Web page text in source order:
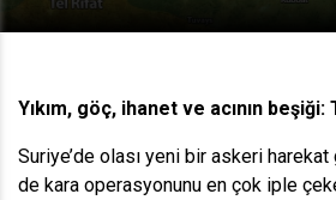
Yıkım, göç, ihanet ve acının beşiği:
Suriye’de olası yeni bir askeri
de kara operasyonunu en çok iple